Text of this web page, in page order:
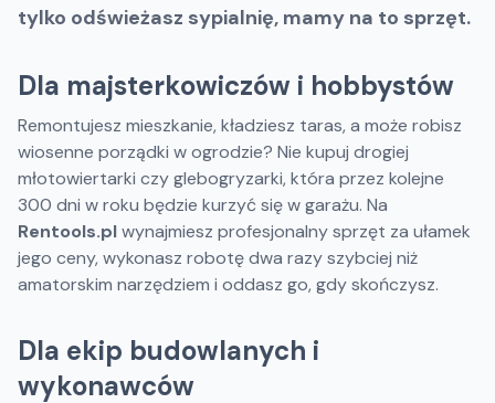
tylko odświeżasz sypialnię, mamy na to sprzęt.
Dla majsterkowiczów i hobbystów
Remontujesz mieszkanie, kładziesz taras, a może robisz
wiosenne porządki w ogrodzie? Nie kupuj drogiej
młotowiertarki czy glebogryzarki, która przez kolejne
300 dni w roku będzie kurzyć się w garażu. Na
Rentools.plwynajmiesz profesjonalny sprzęt za ułamek
jego ceny, wykonasz robotę dwa razy szybciej niż
amatorskim narzędziem i oddasz go, gdy skończysz.
Dla ekip budowlanych i
wykonawców